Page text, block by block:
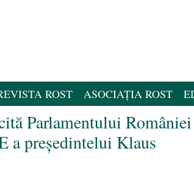
ROST ASOCIAȚIA ROST
Parlamentului României
a președintelui Klaus